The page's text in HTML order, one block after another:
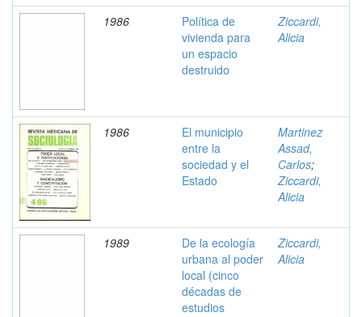
1986
Política de
vivienda para
un espacio
destruido
Ziccardi,
Alicia
1986
El municipio
entre la
sociedad y el
Estado
Martinez
Assad,
Carlos;
Ziccardi,
Alicia
1989
De la ecología
urbana al poder
local (cinco
décadas de
estudios
Ziccardi,
Alicia